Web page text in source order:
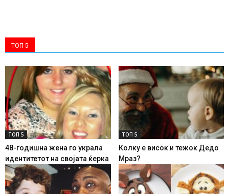
ТОП 5
ТОП 5
48-годишна жена го украла
идентитетот на својата ќерка
ТОП 5
Колку е висок и тежок Дедо
Мраз?